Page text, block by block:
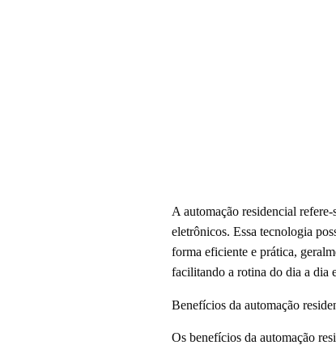
A automação residencial
eletrônicos. Essa tecnologia
forma eficiente e prática,
facilitando a rotina do dia a dia
Benefícios da automação
Os benefícios da automação